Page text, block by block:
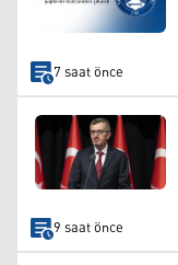
7 saat önce
9 saat önce